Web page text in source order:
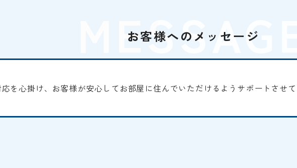
MESSAGE
お客様へのメッセージ
を心掛け、お客様が安心してお部屋に住んでいただけるようサポートさせて